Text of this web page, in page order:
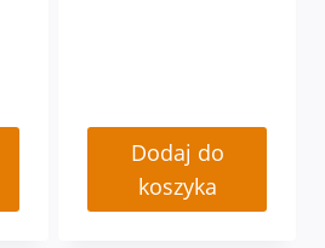
Dodaj do
koszyka